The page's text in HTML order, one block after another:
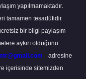
yapılmamaktadır.
tamamen tesadüfidir.
bir bilgi paylaşım
aykırı olduğunu
adresine
içerisinde sitemizden